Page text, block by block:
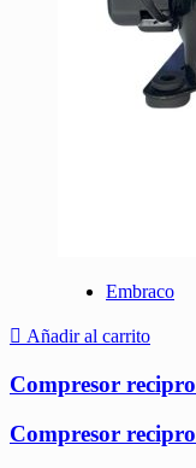
Embraco
Añadir al carrito
Compresor
Compresor